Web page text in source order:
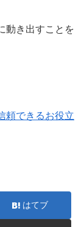
動き出すことを
頼できるお役立
はてブ